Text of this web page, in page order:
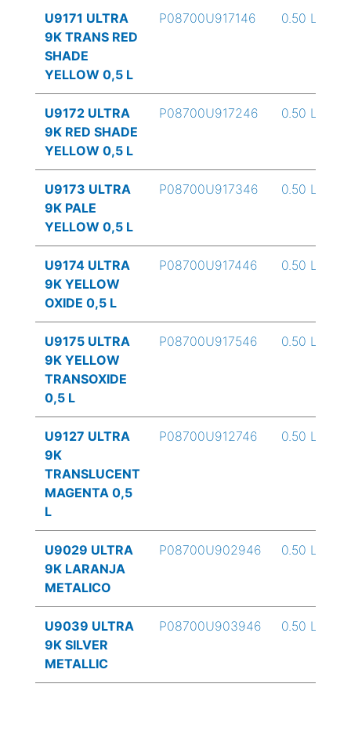
U9171 ULTRA
9K TRANS RED
SHADE
YELLOW 0,5 L
P08700U917146 0.50 L
U9172 ULTRA
9K RED SHADE
YELLOW 0,5 L
P08700U917246 0.50 L
U9173 ULTRA
9K PALE
YELLOW 0,5 L
P08700U917346 0.50 L
U9174 ULTRA
9K YELLOW
OXIDE 0,5 L
P08700U917446 0.50 L
U9175 ULTRA
9K YELLOW
TRANSOXIDE
0,5 L
P08700U917546 0.50 L
U9127 ULTRA
9K
TRANSLUCENT
MAGENTA 0,5
L
P08700U912746 0.50 L
U9029 ULTRA
9K LARANJA
METALICO
P08700U902946 0.50 L
U9039 ULTRA
9K SILVER
METALLIC
P08700U903946 0.50 L